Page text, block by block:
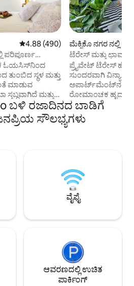
5 ರಲ್ಲಿ 4.88 ಸರಾಸರಿ ರೇಟಿಂಗ್, 490
4.88 (490)
ಪರಿಪೂರ್ಣ
ಓಯಸಿಸ್‌ನಿಂದ
ತುಂಬಿದ ಸ್ಥಳ ಮತ್ತು
ಮಾಡುವ
ಸ್ತಬ್ಧವಾಗಿದೆ ಮತ್ತು
ನಿಮಗೆ
ಅಡುಗೆಮನೆಯು
ಮತ್ತು ಬಾತ್‌ರೂಮ್
ಸೂಕ್ತ
ಮೆಕ್ಸಿಕೊ ನಗರ ನಲ್ಲಿ
ಟೆರೇಸ್ ಮತ್ತು ಛಾವಣಿಯ
ಹೊಂದಿರುವ
ಪ್ರೈವೇಟ್ ಟೆರೇಸ್
ಸುಂದರವಾಗಿ
ಅಪಾರ್ಟ್‌ಮೆಂಟ್‌ನಲ್ಲಿ
ರೋಮಾಂಚಕ
ತಲ್ಲೀನಗೊಳಿಸಿಕೊಳ್ಳಿ.
ಒಳಾಂಗಣಗಳು,
ವೀಕ್ಷಣೆಗಳು ಮತ್ತು
ಕೆಲಸಕ್ಕಾಗಿ, ಈ
ಮತ್ತು ಮರೆಯಲಾಗದ
ನೀಡುತ್ತದೆ. A/C ಪೋರ್ಟಬಲ್ A/C ಆಗಿದೆ
ಎಂಬುದನ್ನು ಗಮನಿಸಿ
ಬಳಿ ರಜಾದಿನದ ಬಾಡಿಗೆ
ಸೌಲಭ್ಯಗಳು
ವೈಫೈ
ಆವರಣದಲ್ಲಿ ಉಚಿತ
ಪಾರ್ಕಿಂಗ್